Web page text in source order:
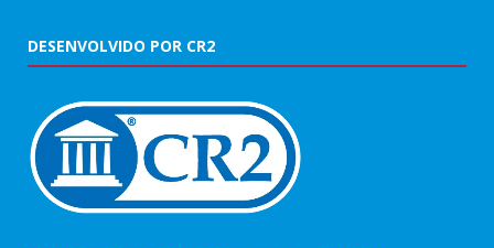
DESENVOLVIDO POR CR2